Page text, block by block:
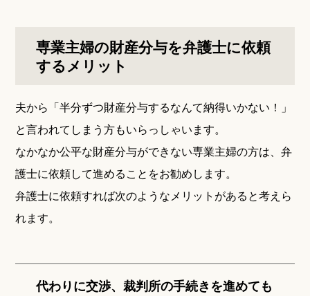
専業主婦の財産分与を弁護士に依頼
するメリット
夫から「半分ずつ財産分与するなんて納得いかない！」
と言われてしまう方もいらっしゃいます。
なかなか公平な財産分与ができない専業主婦の方は、弁
護士に依頼して進めることをお勧めします。
弁護士に依頼すれば次のようなメリットがあると考えら
れます。
代わりに交渉、裁判所の手続きを進めても